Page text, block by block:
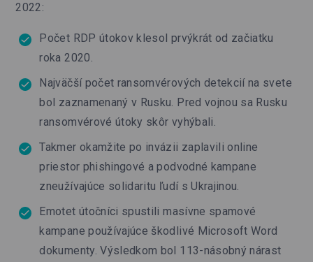
2022:
Počet RDP útokov klesol prvýkrát od začiatku
roka 2020.
Najväčší počet ransomvérových detekcií na svete
bol zaznamenaný v Rusku. Pred vojnou sa Rusku
ransomvérové útoky skôr vyhýbali.
Takmer okamžite po invázii zaplavili online
priestor phishingové a podvodné kampane
zneužívajúce solidaritu ľudí s Ukrajinou.
Emotet útočníci spustili masívne spamové
kampane používajúce škodlivé Microsoft Word
dokumenty. Výsledkom bol 113-násobný nárast